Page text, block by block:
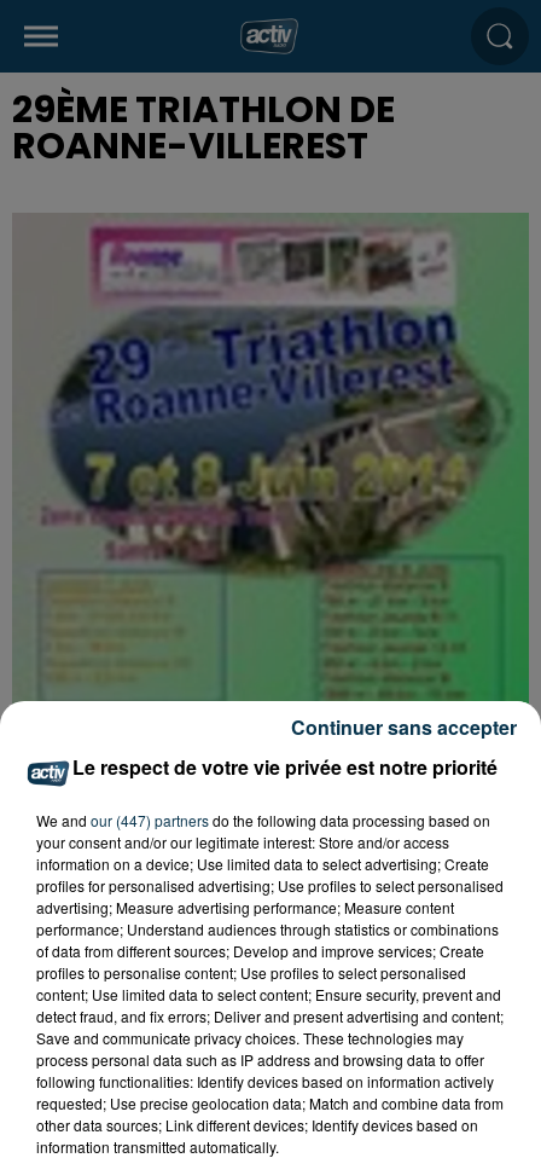
29ÈME TRIATHLON DE
ROANNE-VILLEREST
Tarif Payant
Samedi 7 et dimanche 8 Juin, c'est le 29ème triathlon
de Roanne-Villerest!
Le respect de votre vie privée est notre priorité
We and our (447) partnersdo the following data processing based on
your consent and/or our legitimate interest: Store and/or access
information on a device; Use limited data to select advertising; Create
profiles for personalised advertising; Use profiles to select personalised
advertising; Measure advertising performance; Measure content
performance; Understand audiences through statistics or combinations
of data from different sources; Develop and improve services; Create
profiles to personalise content; Use profiles to select personalised
content; Use limited data to select content; Ensure security, prevent and
detect fraud, and fix errors; Deliver and present advertising and content;
Save and communicate privacy choices. These technologies may
process personal data such as IP address and browsing data to offer
following functionalities: Identify devices based on information actively
requested; Use precise geolocation data; Match and combine data from
other data sources; Link different devices; Identify devices based on
information transmitted automatically.
Continuer sans accepter